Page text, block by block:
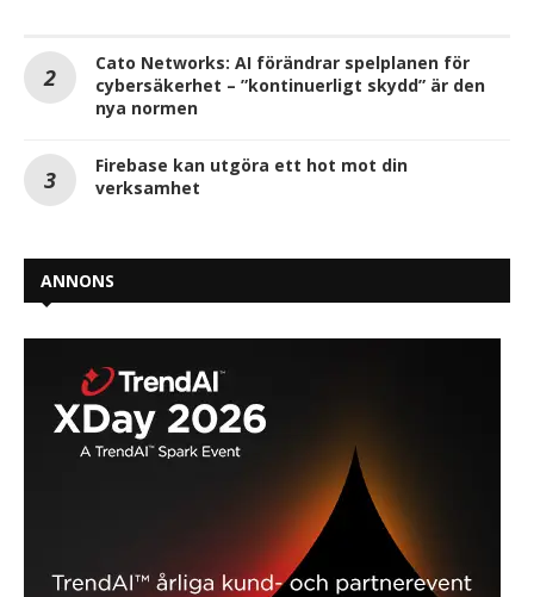
Cato Networks: AI förändrar spelplanen för
cybersäkerhet – ”kontinuerligt skydd” är den
nya normen
Firebase kan utgöra ett hot mot din
verksamhet
ANNONS